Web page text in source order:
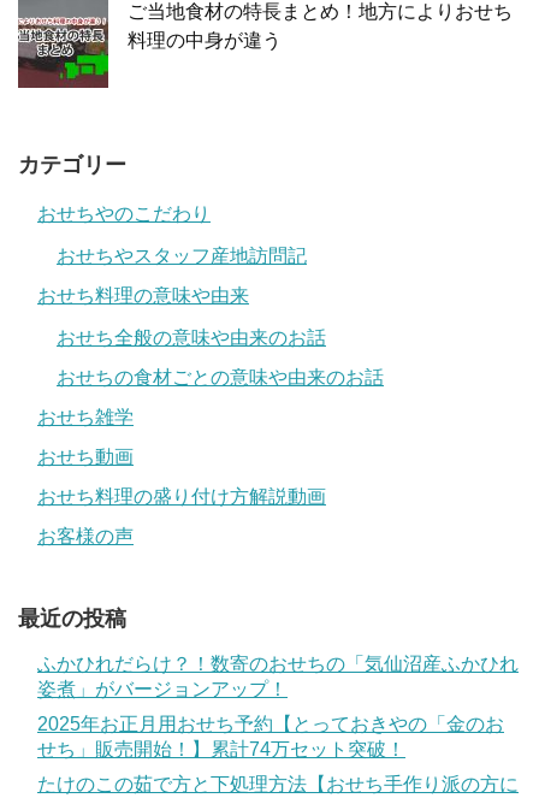
ご当地食材の特長まとめ！地方によりおせち
料理の中身が違う
カテゴリー
おせちやのこだわり
おせちやスタッフ産地訪問記
おせち料理の意味や由来
おせち全般の意味や由来のお話
おせちの食材ごとの意味や由来のお話
おせち雑学
おせち動画
おせち料理の盛り付け方解説動画
お客様の声
最近の投稿
ふかひれだらけ？！数寄のおせちの「気仙沼産ふかひれ
姿煮」がバージョンアップ！
2025年お正月用おせち予約【とっておきやの「金のお
せち」販売開始！】累計74万セット突破！
たけのこの茹で方と下処理方法【おせち手作り派の方に